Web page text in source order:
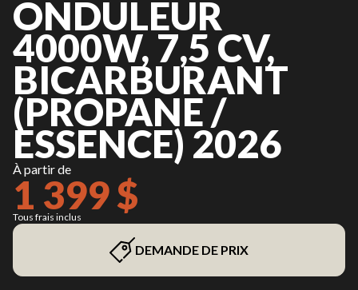
ONDULEUR
4000W, 7,5 CV,
BICARBURANT
(PROPANE /
ESSENCE) 2026
À partir de
1 399 $
Tous frais inclus
DEMANDE DE PRIX